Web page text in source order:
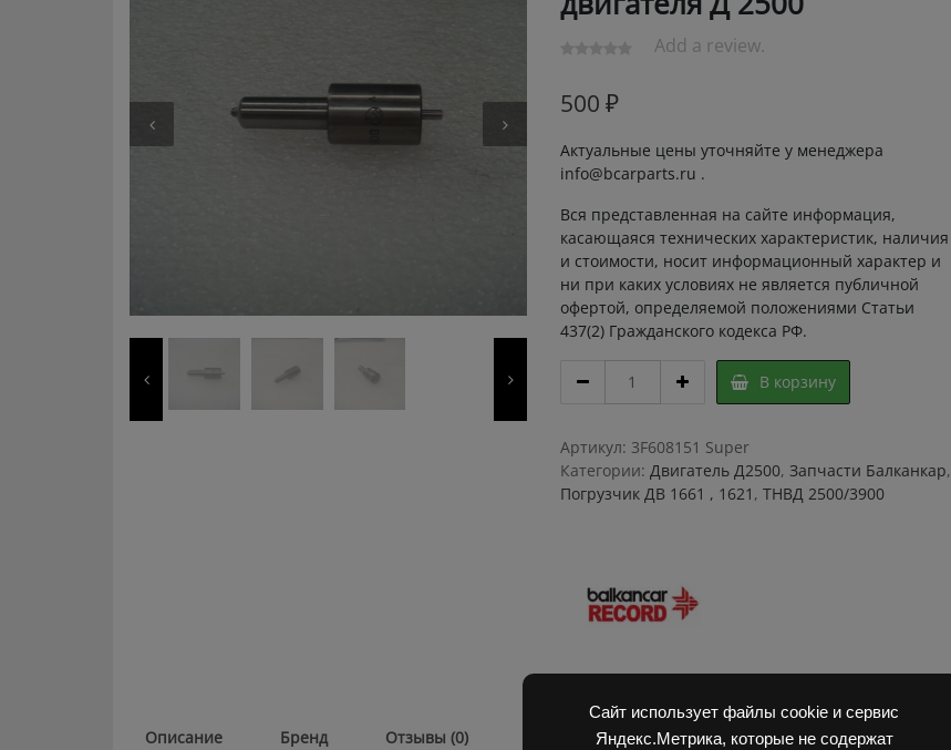
Сайт использует файлы cookie и сервис
Яндекс.Метрика, которые не содержат
Add a review.
500 ₽
Актуальные цены уточняйте у менеджера
info@bcarparts.ru .
Вся представленная на сайте информация,
касающаяся технических характеристик, наличия
и стоимости, носит информационный характер и
ни при каких условиях не является публичной
офертой, определяемой положениями Статьи
437(2) Гражданского кодекса РФ.
2500
распылитель
форсунки
двигателя
В корзину
Артикул: 3F608151 Super
Категории: Двигатель Д2500, Запчасти Балканкар,
Погрузчик ДВ 1661 , 1621 , ТНВД 2500/3900
Описание Бренд Отзывы (0)